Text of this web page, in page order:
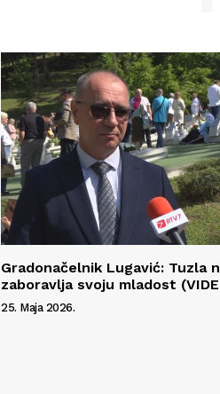
Gradonačelnik Lugavić: Tuzla
zaboravlja svoju mladost
25. Maja 2026.